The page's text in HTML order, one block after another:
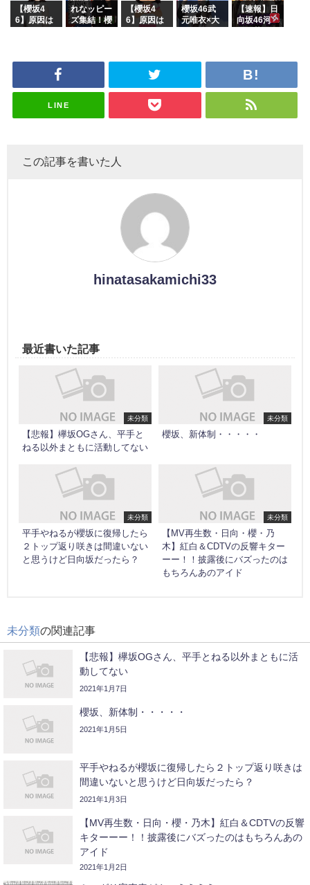
k』オフィ
シャルグッ
ズ絶賛販売
沼晶保【く
りぃむナン
タラ】
に。これで
事務所に所
属している
がこちら
【櫻坂4
6】原因は
ざわつかせ
れなッピー
ズ集結！櫻
「ラヴィッ
スタジオ出
【櫻坂4
6】原因は
ざわつかせ
櫻坂46武
元唯衣×大
さんに恐怖
ナンタラ】
【速報】日
向坂46河
LINE
この記事を書いた人
hinatasakamichi33
最近書いた記事
未分類
【悲報】欅坂OGさん、平手と
ねる以外まともに活動してない
未分類
櫻坂、新体制・・・・・
未分類
平手やねるが櫻坂に復帰したら
２トップ返り咲きは間違いない
と思うけど日向坂だったら？
未分類
【MV再生数・日向・櫻・乃
木】紅白＆CDTVの反響キター
ーー！！披露後にバズったのは
もちろんあのアイド
未分類の関連記事
【悲報】欅坂OGさん、平手とねる以外まともに活
動してない
2021年1月7日
櫻坂、新体制・・・・・
2021年1月5日
平手やねるが櫻坂に復帰したら２トップ返り咲きは
間違いないと思うけど日向坂だったら？
2021年1月3日
【MV再生数・日向・櫻・乃木】紅白＆CDTVの反響
キターーー！！披露後にバズったのはもちろんあの
アイド
2021年1月2日